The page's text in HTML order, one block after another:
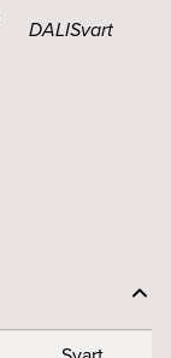
DALISvart